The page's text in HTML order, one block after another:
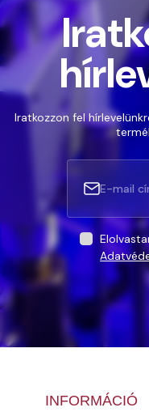
Iratkozzon fel
INFORMÁCIÓ